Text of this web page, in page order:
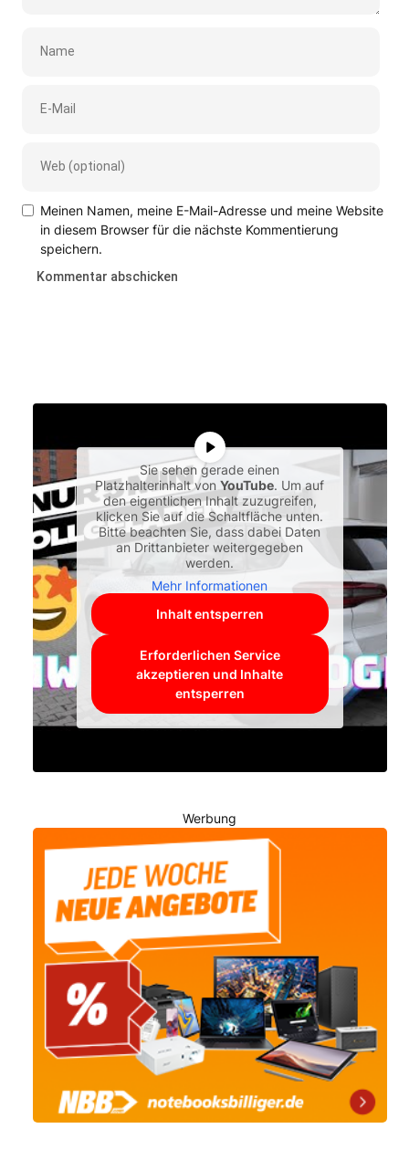
Meinen Namen, meine E-Mail-Adresse und meine Website
in diesem Browser für die nächste Kommentierung
speichern.
Sie sehen gerade einen
Platzhalterinhalt vonYouTube. Um auf
den eigentlichen Inhalt zuzugreifen,
klicken Sie auf die Schaltfläche unten.
Bitte beachten Sie, dass dabei Daten
an Drittanbieter weitergegeben
werden.
Mehr Informationen
Inhalt entsperren
Erforderlichen Service
akzeptieren und Inhalte
entsperren
Werbung